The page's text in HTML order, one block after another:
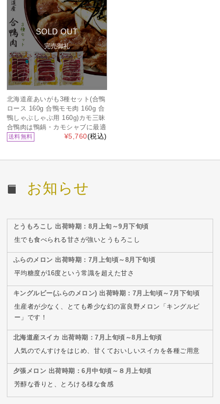
送料無料
SOLD OUT
完売御礼
北海道産あいがも3種セット(合鴨
ロース 160g 合鴨モモ肉 160g 合
鴨しゃぶしゃぶ用 160g)カモ三昧
合鴨肉は鴨鍋・カモシャブに最適
¥5,760(税込)
お知らせ
とうもろこし 出荷時期：8月上旬～9月下旬頃
生でも食べられる甘さが強いとうもろこし
ふらのメロン 出荷時期：7月上旬頃～8月下旬頃
平均糖度が16度という常識を超えた甘さ
キングルビー(ふらのメロン) 出荷時期：7月上旬頃～7月下旬頃
生産者が少なく、とても希少な幻の富良野メロン「キングルビ
ー」です！
北海道産スイカ 出荷時期：7月上旬頃～8月上旬頃
人気のでんすけをはじめ、甘くておいしいスイカを各種ご用意
夕張メロン 出荷時期：6月中旬頃～８月上旬頃
芳醇な香りと、とろける様な食感